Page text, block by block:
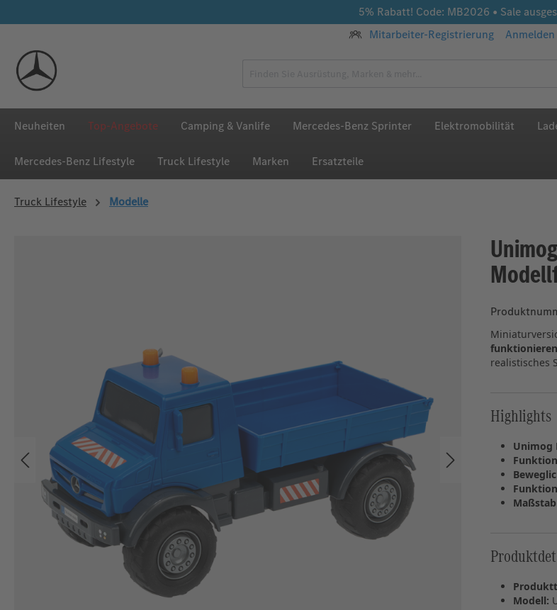
5% Rabatt! Code: MB2026 • Sale
Mitarbeiter-Registrierung
Anmelden
Neuheiten Top-Angebote Camping & Vanlife Mercedes-Benz Sprinter Elektromobilität
Mercedes‑Benz Lifestyle Truck Lifestyle Marken Ersatzteile
Truck Lifestyle Modelle
realistisches
Highlights
Unimog
Modell: